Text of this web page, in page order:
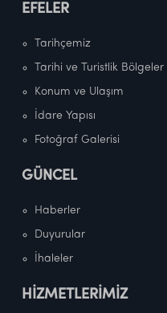
EFELER
Tarihçemiz
Tarihi ve Turistlik Bölgeler
Konum ve Ulaşım
İdare Yapısı
Fotoğraf Galerisi
GÜNCEL
Haberler
Duyurular
İhaleler
HİZMETLERİMİZ